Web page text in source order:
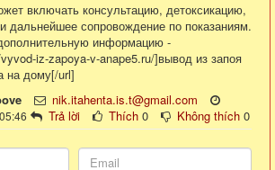
включать консультацию, детоксикацию,
дальнейшее сопровождение по показаниям.
информацию -
iz-zapoya-v-anape5.ru/]вывод из запоя
на дому[/url]
nik.itahenta.is.t@gmail.com
Trả lời Thích 0 Không thích 0